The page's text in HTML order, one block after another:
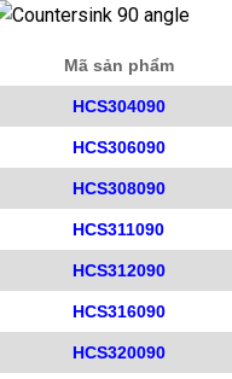
Mã sản phẩm
HCS304090
HCS306090
HCS308090
HCS311090
HCS312090
HCS316090
HCS320090